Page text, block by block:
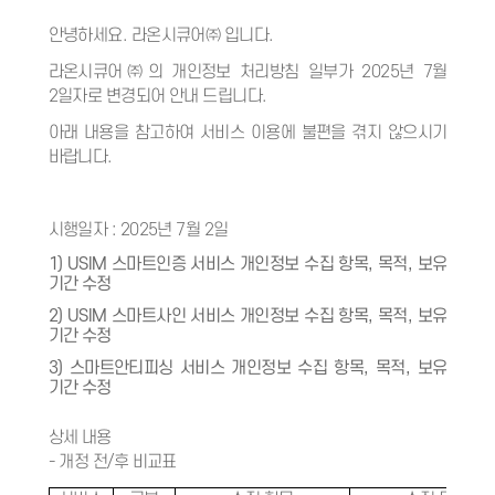
안녕하세요. 라온시큐어㈜ 입니다.
라온시큐어㈜의 개인정보 처리방침 일부가 2025년 7월
2일자로 변경되어 안내 드립니다.
아래 내용을 참고하여 서비스 이용에 불편을 겪지 않으시기
바랍니다.
시행일자 : 2025년 7월 2일
1) USIM 스마트인증 서비스 개인정보 수집 항목, 목적, 보유
기간 수정
2) USIM 스마트사인 서비스 개인정보 수집 항목, 목적, 보유
기간 수정
3) 스마트안티피싱 서비스 개인정보 수집 항목, 목적, 보유
기간 수정
상세 내용
- 개정 전/후 비교표